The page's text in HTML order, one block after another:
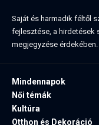
Saját és harmadik féltől
fejlesztése, a hirdetések
megjegyzése érdekében.
Mindennapok
Női témák
Kultúra
Otthon és Dekoráció